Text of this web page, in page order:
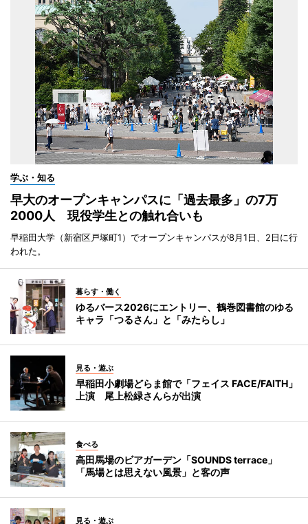
学ぶ・知る
早大のオープンキャンパスに「過去最多」の7万
2000人 現役学生との触れ合いも
早稲田大学（新宿区戸塚町1）でオープンキャンパスが8月1日、2日に行
われた。
暮らす・働く
ゆるバース2026にエントリー、鶴巻図書館のゆる
キャラ「つるさん」と「みたらし」
見る・遊ぶ
早稲田小劇場どらま館で「フェイス FACE/FAITH」
上演 尾上松緑さんらが出演
食べる
高田馬場のビアガーデン「SOUNDS terrace」
「馬場とは思えない風景」と客の声
見る・遊ぶ